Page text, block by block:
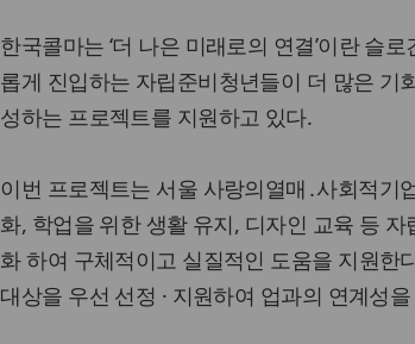
한국콜마는 ‘더 나은 미래로의 연결’이란 슬
롭게 진입하는 자립준비청년들이 더 많은 기
성하는 프로젝트를 지원하고 있다.
이번 프로젝트는 서울 사랑의열매․사회적기
화, 학업을 위한 생활 유지, 디자인 교육 등
화 하여 구체적이고 실질적인 도움을 지원한
대상을 우선 선정 · 지원하여 업과의 연계성